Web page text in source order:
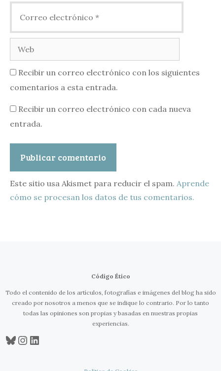
electrónico
Recibir un correo electrónico con los siguientes
comentarios a esta entrada.
Recibir un correo electrónico con cada nueva
entrada.
Este sitio usa Akismet para reducir el spam. Aprende
cómo se procesan los datos de tus comentarios.
Código Ético
Todo el contenido de los artículos, fotografías e imágenes del blog ha sido
creado por nosotros a menos que se indique lo contrario. Por lo tanto
todas las opiniones son propias y basadas en nuestras propias
experiencias.
Bluesky InstagramLinkedIn